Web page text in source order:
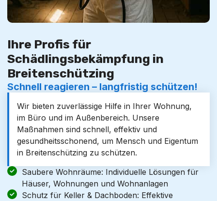
Ihre Profis für
Schädlingsbekämpfung in
Breitenschützing
Schnell reagieren – langfristig schützen!
Wir bieten zuverlässige Hilfe in Ihrer Wohnung,
im Büro und im Außenbereich. Unsere
Maßnahmen sind schnell, effektiv und
gesundheitsschonend, um Mensch und Eigentum
in Breitenschützing zu schützen.
Saubere Wohnräume: Individuelle Lösungen für
Häuser, Wohnungen und Wohnanlagen
Schutz für Keller & Dachboden: Effektive